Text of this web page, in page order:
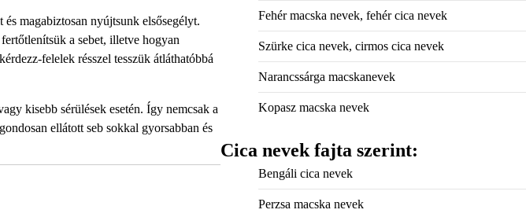
magabiztosan nyújtsunk elsősegélyt.
a sebet, illetve hogyan
felelek résszel tesszük átláthatóbbá
kisebb sérülések esetén. Így nemcsak a
ellátott seb sokkal gyorsabban és
Fehér macska nevek, fehér cica nevek
Szürke cica nevek, cirmos cica nevek
Narancssárga macskanevek
Kopasz macska nevek
Cica nevek fajta szerint:
Bengáli cica nevek
Perzsa macska nevek